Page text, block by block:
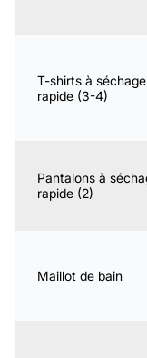
T-shirts à séchage
rapide (3-4)
Pantalons à
rapide (2)
Maillot de bain